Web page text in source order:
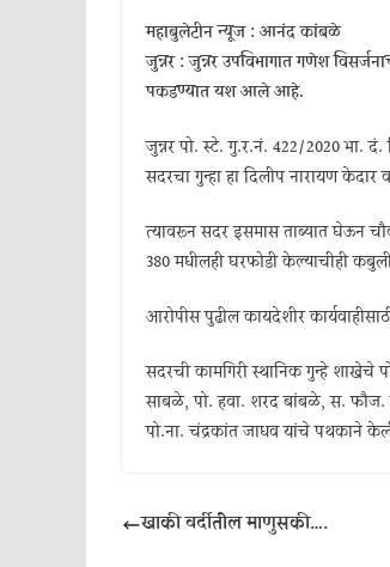
महाबुलेटीन न्यूज : आनंद कांबळे
जुन्नर : जुन्नर उपविभागात गणेश
पकडण्यात यश आले आहे.
जुन्नर पो. स्टे. गु.र.नं. 422/2020 भा. दं.
सदरचा गुन्हा हा दिलीप नारायण केदार
त्यावरून सदर इसमास ताब्यात घेऊन
380 मधीलही घरफोडी केल्याचीही
आरोपीस पुढील कायदेशीर
सदरची कामगिरी स्थानिक गुन्हे शाखेचे
साबळे, पो. हवा. शरद बांबळे, स. फौज.
पो.ना. चंद्रकांत जाधव यांचे पथकाने
खाकी वर्दीतील माणुसकी….